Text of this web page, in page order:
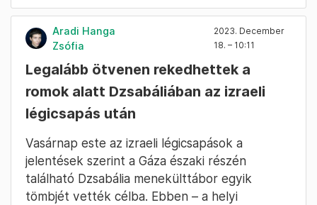
Aradi Hanga
Zsófia
2023. December
18. – 10:11
Legalább ötvenen rekedhettek a
romok alatt Dzsabáliában az izraeli
légicsapás után
Vasárnap este az izraeli légicsapások a
jelentések szerint a Gáza északi részén
található Dzsabália menekülttábor egyik
tömbjét vették célba. Ebben – a helyi